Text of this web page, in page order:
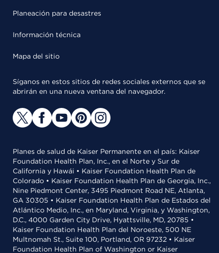
Planeación para desastres
Información técnica
Mapa del sitio
Síganos en estos sitios de redes sociales externos que se
abrirán en una nueva ventana del navegador.
Planes de salud de Kaiser Permanente en el país: Kaiser
Foundation Health Plan, Inc., en el Norte y Sur de
California y Hawái • Kaiser Foundation Health Plan de
Colorado • Kaiser Foundation Health Plan de Georgia, Inc.,
Nine Piedmont Center, 3495 Piedmont Road NE, Atlanta,
GA 30305 • Kaiser Foundation Health Plan de Estados del
Atlántico Medio, Inc., en Maryland, Virginia, y Washington,
D.C., 4000 Garden City Drive, Hyattsville, MD, 20785 •
Kaiser Foundation Health Plan del Noroeste, 500 NE
Multnomah St., Suite 100, Portland, OR 97232 • Kaiser
Foundation Health Plan of Washington or Kaiser